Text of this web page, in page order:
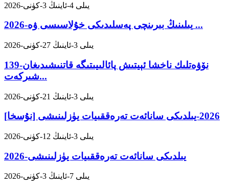
2026-يىلى 4-ئاينىڭ 3-كۈنى
2026-يىلىنىڭ بىرىنچى پەسلىدىكى خۇلاسىسى ۋە ...
2026-يىلى 3-ئاينىڭ 27-كۈنى
139-نۆۋەتلىك ناخشا ئېيتىش پائالىيىتىگە قاتنىشىدىغان
شىركەت...
2026-يىلى 3-ئاينىڭ 21-كۈنى
[نۇسخا] 2026-يىلدىكى سانائەت تەرەققىيات يۈزلىنىشى
2026-يىلى 3-ئاينىڭ 12-كۈنى
2026-يىلدىكى سانائەت تەرەققىيات يۈزلىنىشى
2026-يىلى 7-ئاينىڭ 3-كۈنى